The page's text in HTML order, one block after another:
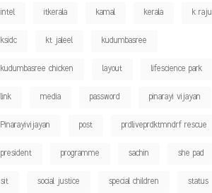
intel itkerala kamal kerala k raju
ksidc kt jaleel kudumbasree
kudumbasree chicken layout lifescience park
link media password pinarayi vijayan
Pinarayivijayan post prdliveprdktmndrf rescue
president programme sachin she pad
sit social justice special children status